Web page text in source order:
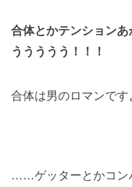
合体とかテンション
ううううう！！！
合体は男のロマンです
……ゲッターとかコン